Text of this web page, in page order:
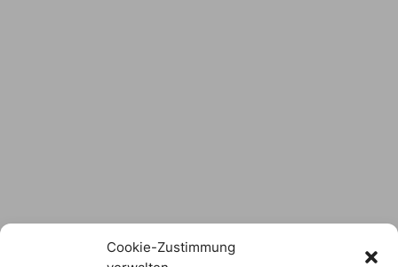
Cookie-Zustimmung
Logo Download